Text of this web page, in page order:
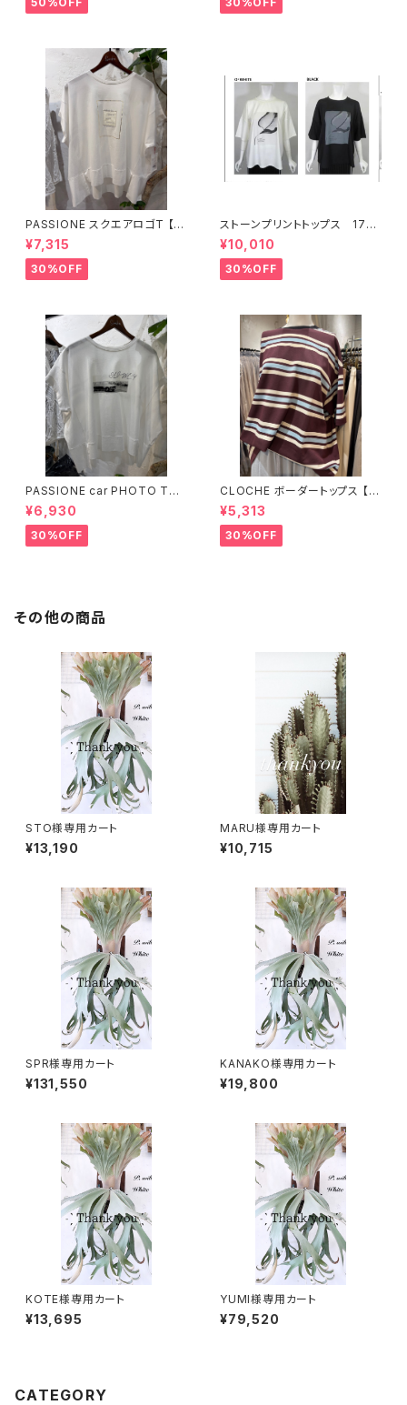
PASSIONE スクエアロゴT 【6
26938】
¥7,315
30%OFF
ストーンプリントトップス 176
34
¥10,010
30%OFF
PASSIONE car PHOTO Tシ
ャツ 【626939】
¥6,930
30%OFF
CLOCHE ボーダートップス 【6
12-85776】
¥5,313
30%OFF
その他の商品
STO様専用カート
¥13,190
MARU様専用カート
¥10,715
SPR様専用カート
¥131,550
KANAKO様専用カート
¥19,800
KOTE様専用カート
¥13,695
YUMI様専用カート
¥79,520
CATEGORY